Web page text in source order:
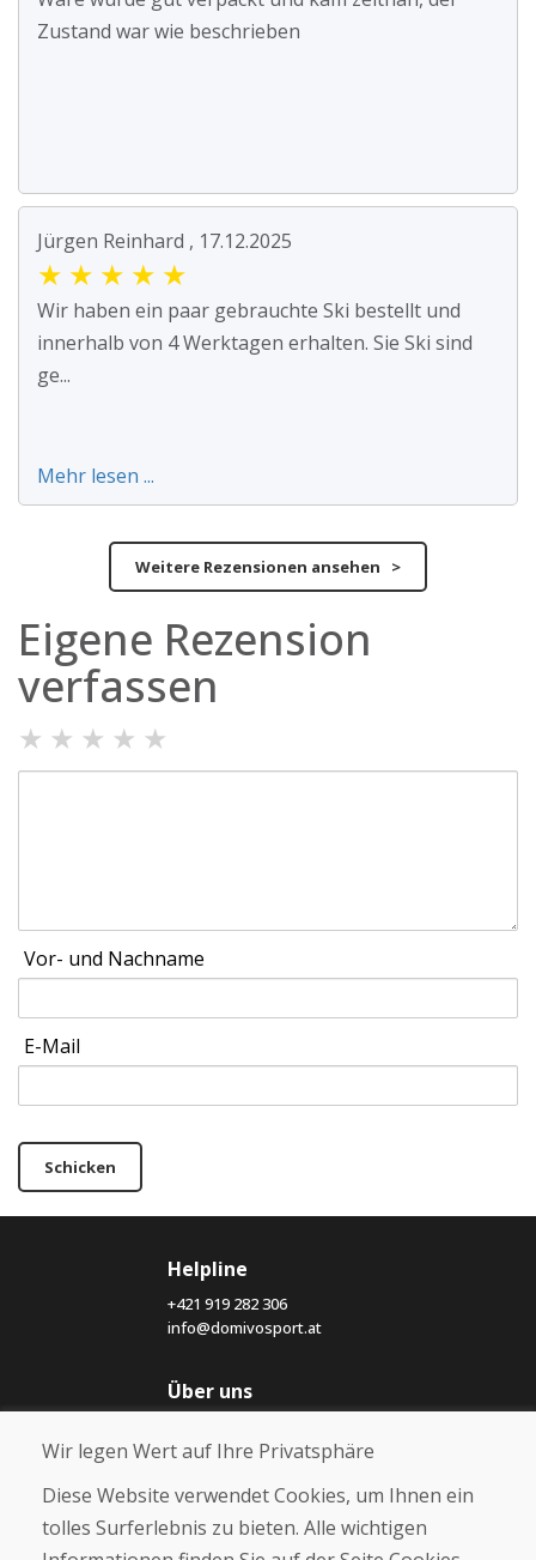
Zustand war wie beschrieben
Jürgen Reinhard , 17.12.2025
★ ★ ★ ★ ★
Wir haben ein paar gebrauchte Ski bestellt und
innerhalb von 4 Werktagen erhalten. Sie Ski sind
ge...
Mehr lesen ...
Weitere Rezensionen ansehen >
Eigene Rezension
verfassen
★ ★ ★ ★ ★
Vor- und Nachname
E-Mail
Schicken
Helpline
+421 919 282 306
info@domivosport.at
Über uns
Über uns
Kontakt
Wir legen Wert auf Ihre Privatsphäre
Diese Website verwendet Cookies, um Ihnen ein
tolles Surferlebnis zu bieten. Alle wichtigen